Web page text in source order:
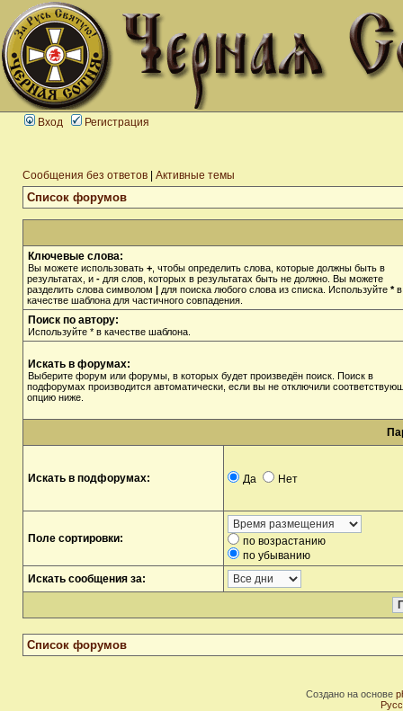
Вход Регистрация
Сообщения без ответов Активные темы
Список форумов
Ключевые слова:
Вы можете использовать + , чтобы определить слова, которые должны быть в
результатах, и - для слов, которых в результатах быть не должно. Вы можете
разделить слова символом | для поиска любого слова из списка. Используйте *в
качестве шаблона для частичного совпадения.
Поиск по автору:
Используйте * в качестве шаблона.
Искать в форумах:
Выберите форум или форумы, в которых будет произведён поиск. Поиск в
подфорумах производится автоматически, если вы не отключили
опцию ниже.
Искать в подфорумах: Да Нет
Поле сортировки:
по возрастанию
по убыванию
Искать сообщения за:
Список форумов
Создано на основе